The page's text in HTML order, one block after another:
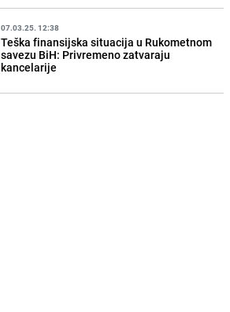
07.03.25. 12:38
Teška finansijska situacija u Rukometnom
savezu BiH: Privremeno zatvaraju
kancelarije